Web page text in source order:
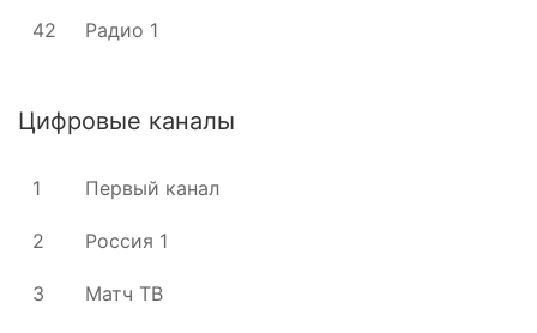
42 Радио 1
Цифровые каналы
1 Первый канал
2 Россия 1
3 Матч ТВ